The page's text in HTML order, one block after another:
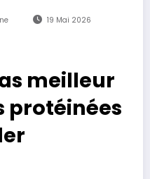
19 Mai 2026
meilleur
protéinées